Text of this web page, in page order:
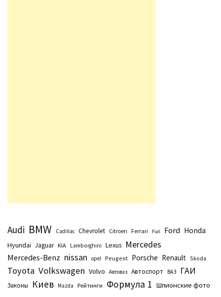
Audi BMW Cadillac Chevrolet Citroen Ferrari Fiat Ford Honda
Hyundai Jaguar KIA Lamborghini Lexus Mercedes
Mercedes-Benz nissan opel Peugeot Porsche Renault Skoda
Toyota Volkswagen Volvo Автоваз Автоспорт ВАЗ ГАИ
Законы Киев Маzda Рейтинги Формула 1 Шпионские фото